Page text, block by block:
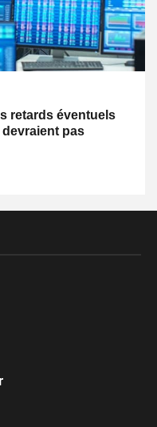
retards éventuels
devraient pas